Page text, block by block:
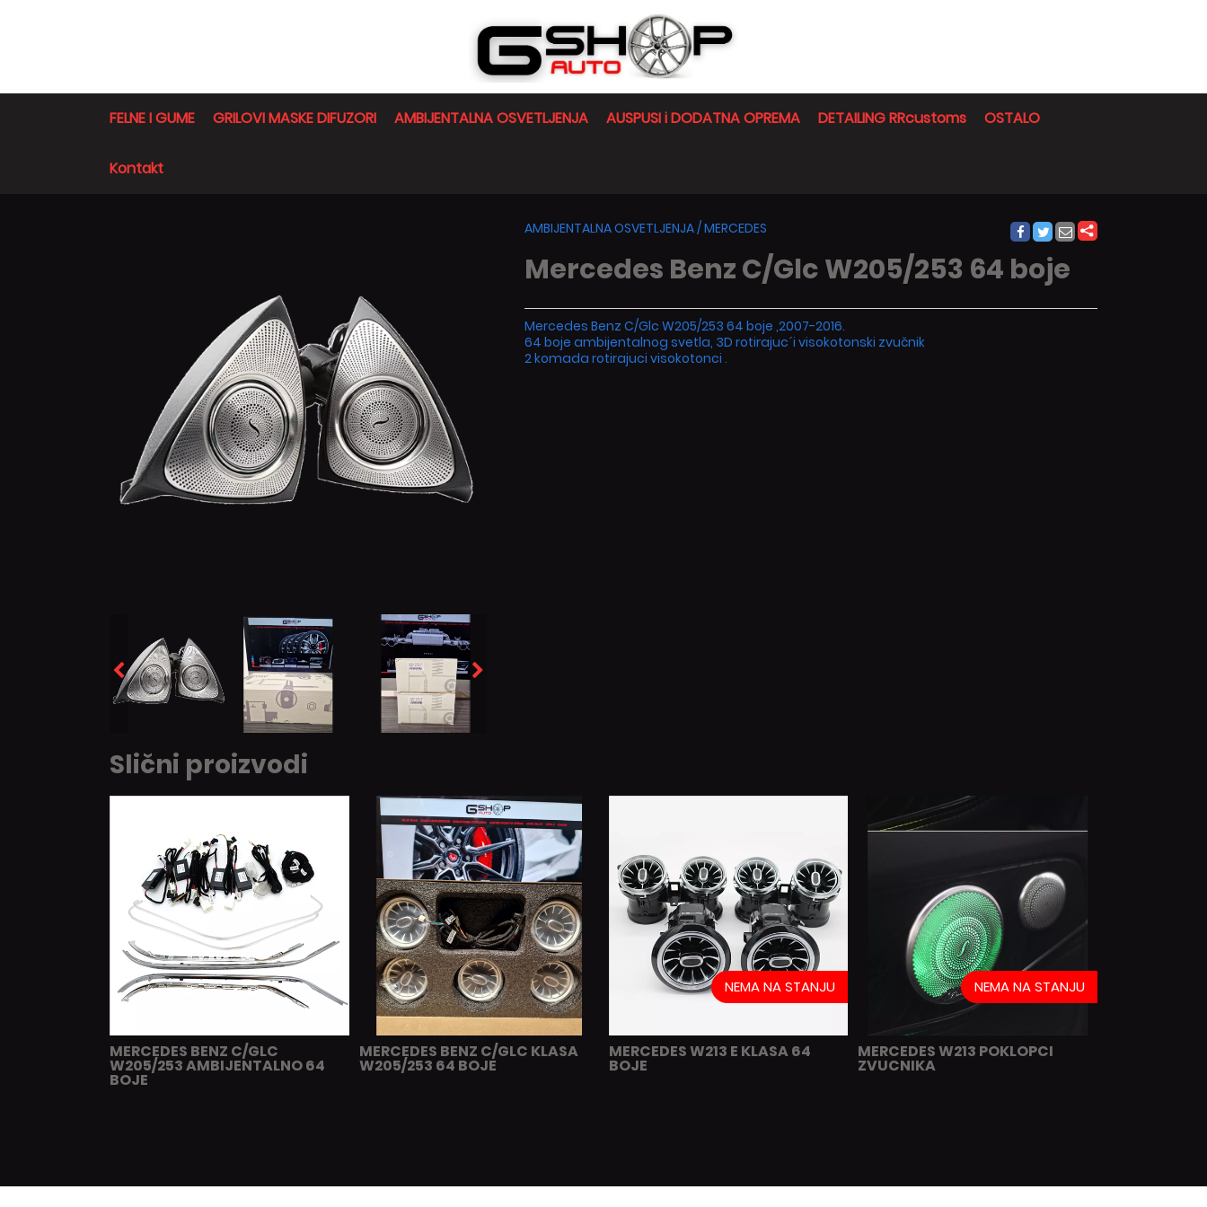
FELNE I GUME GRILOVI MASKE DIFUZORI AMBIJENTALNA OSVETLJENJA AUSPUSI i DODATNA OPREMA DETAILING RRcustoms OSTALO
Kontakt
AMBIJENTALNA OSVETLJENJA/MERCEDES
Mercedes Benz C/Glc W205/253 64 boje
Mercedes Benz C/Glc W205/253 64 boje ,2007-2016.
64 boje ambijentalnog svetla, 3D rotirajuc´i visokotonski zvučnik
2 komada rotirajuci visokotonci .
Slični proizvodi
MERCEDES BENZ C/GLC
W205/253 AMBIJENTALNO 64
BOJE
MERCEDES BENZ C/GLC KLASA
W205/253 64 BOJE
NEMA NA STANJU
MERCEDES W213 E KLASA 64
BOJE
NEMA NA STANJU
MERCEDES W213 POKLOPCI
ZVUCNIKA